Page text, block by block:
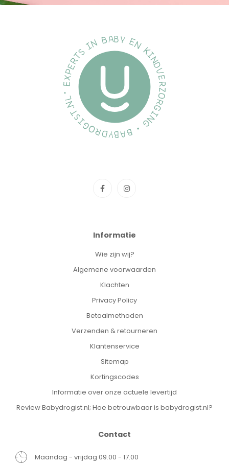
Informatie
Wie zijn wij?
Algemene voorwaarden
Klachten
Privacy Policy
Betaalmethoden
Verzenden & retourneren
Klantenservice
Sitemap
Kortingscodes
Informatie over onze actuele levertijd
Review Babydrogist.nl; Hoe betrouwbaar is babydrogist.nl?
Contact
Maandag - vrijdag 09.00 - 17.00